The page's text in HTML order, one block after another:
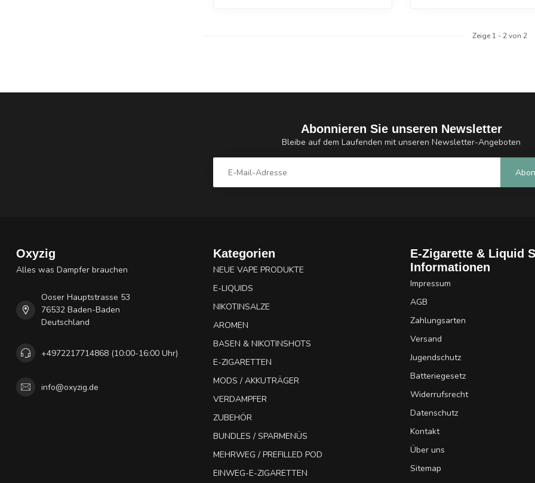
Zeige 1 - 2von 2
Abonnieren Sie unseren Newsletter
Bleibe auf dem Laufenden mit unseren Newsletter-Angeboten
Oxyzig
Alles was Dampfer brauchen
Ooser Hauptstrasse 53
76532 Baden-Baden
Deutschland
+4972217714868 (10:00-16:00 Uhr)
info@oxyzig.de
Kategorien
NEUE VAPE PRODUKTE
E-LIQUIDS
NIKOTINSALZE
AROMEN
BASEN & NIKOTINSHOTS
E-ZIGARETTEN
MODS / AKKUTRÄGER
VERDAMPFER
ZUBEHÖR
BUNDLES / SPARMENÜS
MEHRWEG / PREFILLED POD
EINWEG-E-ZIGARETTEN
E-Zigarette & Liquid
Informationen
Impressum
AGB
Zahlungsarten
Versand
Jugendschutz
Batteriegesetz
Widerrufsrecht
Datenschutz
Kontakt
Über uns
Sitemap